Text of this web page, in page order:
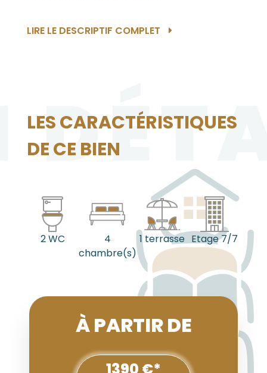
LIRE LE DESCRIPTIF COMPLET
LES CARACTÉRISTIQUES
DE CE BIEN
2 WC
4
chambre(s)
1 terrasse Etage 7/7
À PARTIR DE